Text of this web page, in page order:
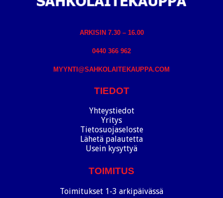
ARKISIN 7.30 – 16.00
0440 366 962
MYYNTI@SAHKOLAITEKAUPPA.COM
TIEDOT
Yhteystiedot
Yritys
Tietosuojaseloste
Lähetä palautetta
Usein kysyttyä
TOIMITUS
Toimitukset 1-3 arkipäivässä